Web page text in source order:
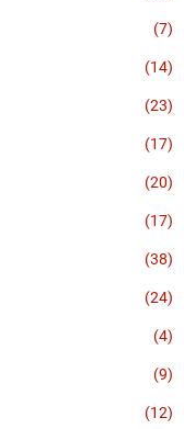
(7)
(14)
(23)
(17)
(20)
(17)
(38)
(24)
(4)
(9)
(12)